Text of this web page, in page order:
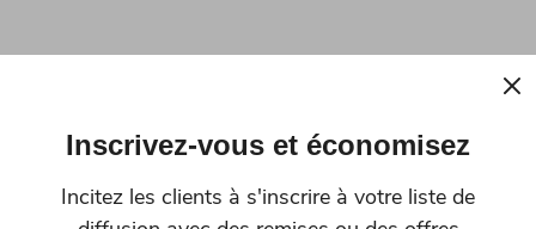
Tina2 Flexible Print WEEDO Tina2 AZ axis
Inscrivez-vous et économisez
Incitez les clients à s'inscrire à votre liste de